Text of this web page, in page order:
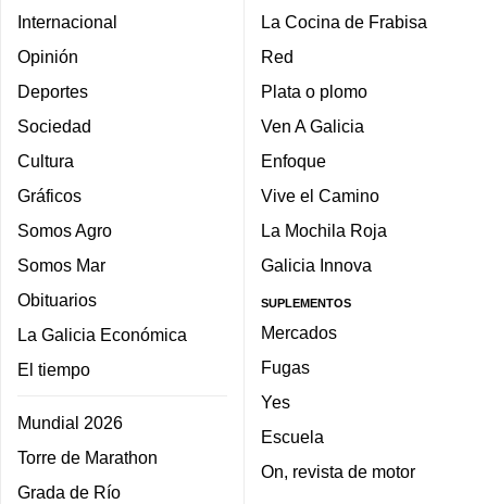
Internacional
Opinión
Deportes
Sociedad
Cultura
Gráficos
Somos Agro
Somos Mar
Obituarios
La Galicia Económica
El tiempo
Mundial 2026
Torre de Marathon
Grada de Río
La Cocina de Frabisa
Red
Plata o plomo
Ven A Galicia
Enfoque
Vive el Camino
La Mochila Roja
Galicia Innova
SUPLEMENTOS
Mercados
Fugas
Yes
Escuela
On, revista de motor